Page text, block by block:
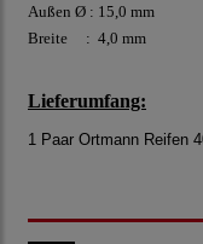
Außen Ø : 15,0 mm
Breite : 4,0 mm
Lieferumfang:
1 Paar Ortmann Reifen